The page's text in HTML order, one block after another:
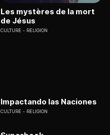
Les mystères de la mort
de Jésus
CULTURE RELIGION
Impactando las Naciones
CULTURE RELIGION